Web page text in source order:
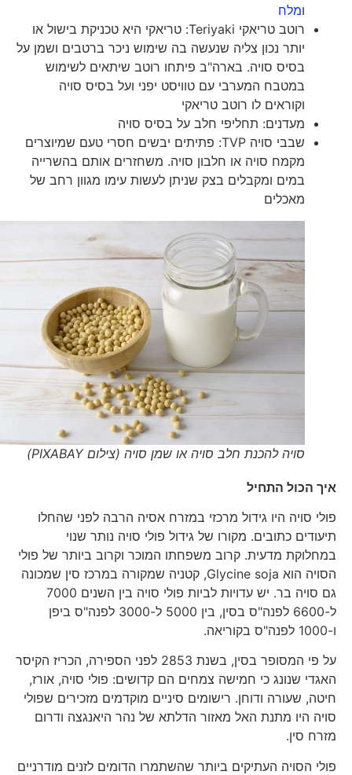
מלח
רוטב טריאקי Teriyaki: טריאקי היא טכניקת בישול או
יותר נכון צליה שנעשה בה שימוש ניכר ברטבים ושמן על
בסיס סויה. בארה"ב פיתחו רוטב שיתאים לשימוש
במטבח המערבי עם טוויסט יפני ועל בסיס סויה
וקוראים לו רוטב טריאקי
מעדנים: תחליפי חלב על בסיס סויה
שבבי סויה TVP: פתיתים יבשים חסרי טעם שמיוצרים
מקמח סויה או חלבון סויה. משחזרים אותם בהשרייה
במים ומקבלים בצק שניתן לעשות עימו מגוון רחב של
מאכלים
סויה להכנת חלב סויה או שמן סויה (צילום PIXABAY)
איך הכול התחיל
פולי סויה היו גידול מרכזי במזרח אסיה הרבה לפני שהחלו
תיעודים כתובים. מקורו של גידול פולי סויה נותר שנוי
במחלוקת מדעית. קרוב משפחתו המוכר וקרוב ביותר של פולי
הסויה הוא Glycine soja, קטניה שמקורה במרכז סין שמכונה
גם סויה בר. יש עדויות לביות פולי סויה בין השנים 7000
ל-6600 לפנה"ס בסין, בין 5000 ל-3000 לפנה"ס ביפן
על פי המסופר בסין, בשנת 2853 לפני הספירה, הכריז הקיסר
האגדי שנונג כי חמישה צמחים הם קדושים: פולי סויה, אורז,
חיטה, שעורה ודוחן. רישומים סיניים מוקדמים מזכירים שפולי
סויה היו מתנת האל מאזור הדלתא של נהר היאנגצה ודרום
מזרח סין.
פולי הסויה העתיקים ביותר שהשתמרו הדומים לזנים מודרניים